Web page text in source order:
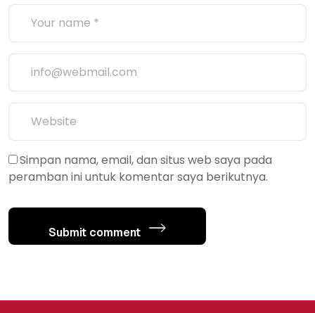
Simpan nama, email, dan situs web saya pada
peramban ini untuk komentar saya berikutnya.
Submit comment